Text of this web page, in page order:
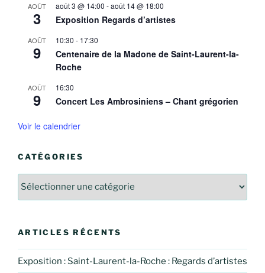
AOÛT
3
août 3 @ 14:00 -août 14 @ 18:00
Exposition Regards d’artistes
AOÛT
9
10:30 - 17:30
Centenaire de la Madone de Saint-Laurent-la-
Roche
AOÛT
9
16:30
Concert Les Ambrosiniens – Chant grégorien
Voir le calendrier
CATÉGORIES
Catégories
ARTICLES RÉCENTS
Exposition : Saint-Laurent-la-Roche : Regards d’artistes